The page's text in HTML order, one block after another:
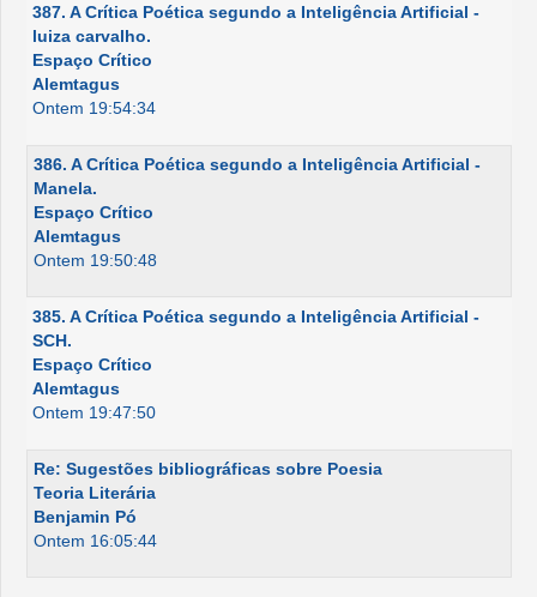
387. A Crítica Poética segundo a Inteligência Artificial -
luiza carvalho.
Espaço Crítico
Alemtagus
Ontem 19:54:34
386. A Crítica Poética segundo a Inteligência Artificial -
Manela.
Espaço Crítico
Alemtagus
Ontem 19:50:48
385. A Crítica Poética segundo a Inteligência Artificial -
SCH.
Espaço Crítico
Alemtagus
Ontem 19:47:50
Re: Sugestões bibliográficas sobre Poesia
Teoria Literária
Benjamin Pó
Ontem 16:05:44